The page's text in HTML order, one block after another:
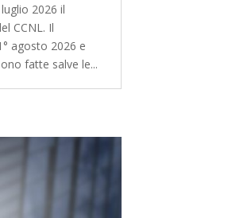
2026 il
CCNL. Il
agosto 2026 e
fatte salve le...